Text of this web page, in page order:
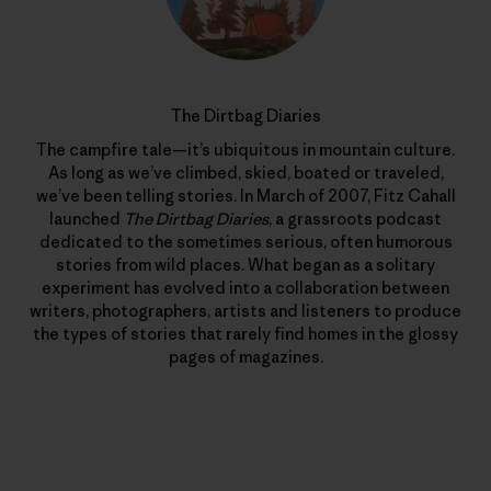
The Dirtbag Diaries
The campfire tale—it’s ubiquitous in mountain culture.
As long as we’ve climbed, skied, boated or traveled,
we’ve been telling stories. In March of 2007, Fitz Cahall
launched The Dirtbag Diaries, a grassroots podcast
dedicated to the sometimes serious, often humorous
stories from wild places. What began as a solitary
experiment has evolved into a collaboration between
writers, photographers, artists and listeners to produce
the types of stories that rarely find homes in the glossy
pages of magazines.